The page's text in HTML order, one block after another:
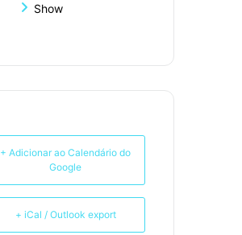
Show
+ Adicionar ao Calendário do
Google
+ iCal / Outlook export